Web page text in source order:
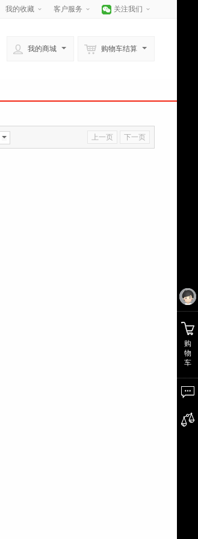
购
物
车
我的收藏 客户服务 关注我们
我的商城 购物车结算
上一页 下一页